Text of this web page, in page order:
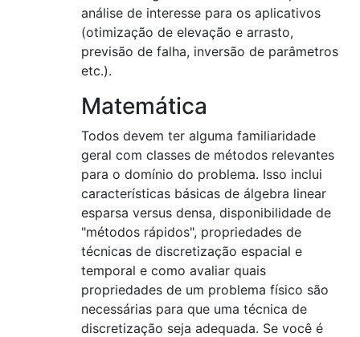
análise de interesse para os aplicativos
(otimização de elevação e arrasto,
previsão de falha, inversão de parâmetros
etc.).
Matemática
Todos devem ter alguma familiaridade
geral com classes de métodos relevantes
para o domínio do problema. Isso inclui
características básicas de álgebra linear
esparsa versus densa, disponibilidade de
"métodos rápidos", propriedades de
técnicas de discretização espacial e
temporal e como avaliar quais
propriedades de um problema físico são
necessárias para que uma técnica de
discretização seja adequada. Se você é